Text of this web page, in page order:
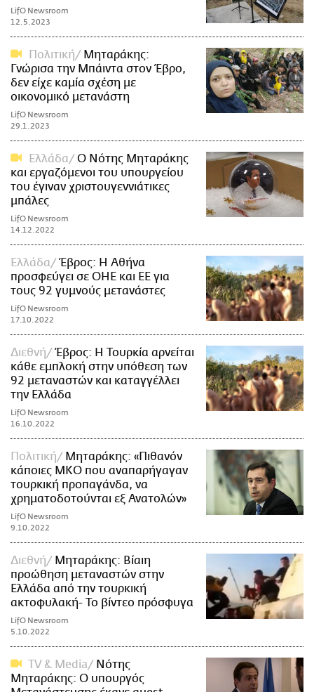
LifO Newsroom
12.5.2023
Πολιτική
Μηταράκης:
Γνώρισα την Μπάιντα στον Έβρο,
δεν είχε καμία σχέση με
οικονομικό μετανάστη
LifO Newsroom
29.1.2023
Ελλάδα
Ο Νότης Μηταράκης
και εργαζόμενοι του υπουργείου
του έγιναν χριστουγεννιάτικες
μπάλες
LifO Newsroom
14.12.2022
Ελλάδα
Έβρος: Η Αθήνα
προσφεύγει σε ΟΗΕ και ΕΕ για
τους 92 γυμνούς μετανάστες
LifO Newsroom
17.10.2022
Διεθνή
Έβρος: Η Τουρκία αρνείται
κάθε εμπλοκή στην υπόθεση των
92 μεταναστών και καταγγέλλει
την Ελλάδα
LifO Newsroom
16.10.2022
Πολιτική
Μηταράκης: «Πιθανόν
κάποιες ΜΚΟ που αναπαρήγαγαν
τουρκική προπαγάνδα, να
χρηματοδοτούνται εξ Ανατολών»
LifO Newsroom
9.10.2022
Διεθνή
Μηταράκης: Βίαιη
προώθηση μεταναστών στην
Ελλάδα από την τουρκική
ακτοφυλακή- Το βίντεο πρόσφυγα
LifO Newsroom
5.10.2022
TV & Media
Νότης
Μηταράκης: Ο υπουργός